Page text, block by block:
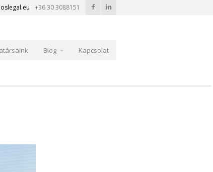
+36 30 3088151
Blog Kapcsolat